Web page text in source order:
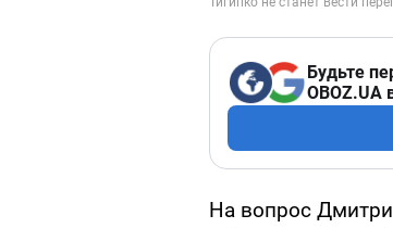
Будьте
OBOZ.UA
На вопрос